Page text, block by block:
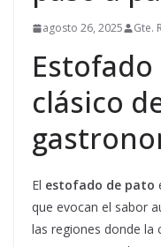
agosto 26, 2025 Gte.
clásico
El estofado de pato
que evocan el sabor
las regiones donde la